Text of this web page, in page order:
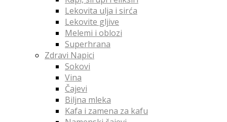
Lekovita ulja i sirća
Lekovite gljive
Melemi i oblozi
Superhrana
Zdravi Napici
Sokovi
Vina
Čajevi
Biljna mleka
Kafa i zamena za kafu